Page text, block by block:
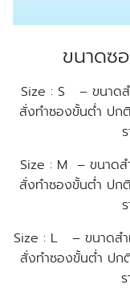
ขนาดซ
Size : S – ขนาดส
สั่งทำซองขั้นต่ำ ป
Size : M – ขนาดส
สั่งทำซองขั้นต่ำ ป
Size : L – ขนาดสำ
สั่งทำซองขั้นต่ำ ป